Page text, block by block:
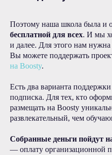
Поэтому наша школа была и
бесплатной для всех. И мы
и далее. Для этого нам
Вы можете поддержать
на Boosty.
Есть два варианта
подписка. Для тех, кто
размещать на Boosty
развлекательный, чем
Собранные деньги пойдут
— оплату организационной